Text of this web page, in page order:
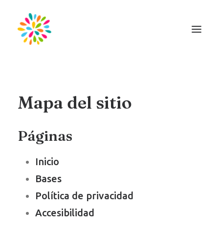
Mapa del sitio
Páginas
Inicio
Bases
Política de privacidad
Accesibilidad